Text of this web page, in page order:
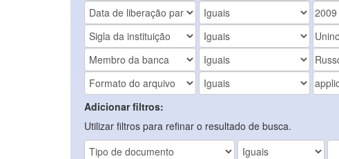
Adicionar filtros:
Utilizar filtros para refinar o resultado de busca.